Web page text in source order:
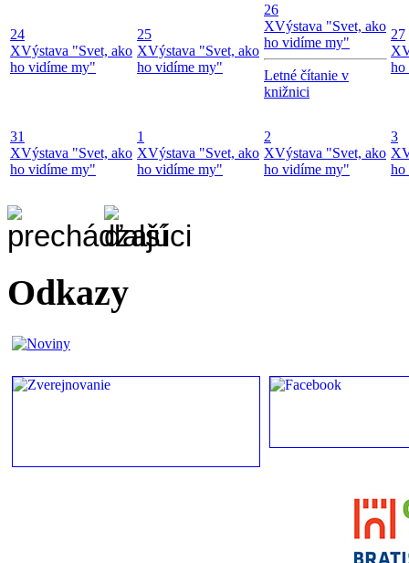
24
XVýstava "Svet, ako
ho vidíme my"
25
XVýstava "Svet, ako
ho vidíme my"
26
XVýstava "Svet, ako
ho vidíme my"
Letné čítanie v
knižnici
27
X
ho
31
XVýstava "Svet, ako
ho vidíme my"
1
XVýstava "Svet, ako
ho vidíme my"
2
XVýstava "Svet, ako
ho vidíme my"
3
X
ho
Odkazy